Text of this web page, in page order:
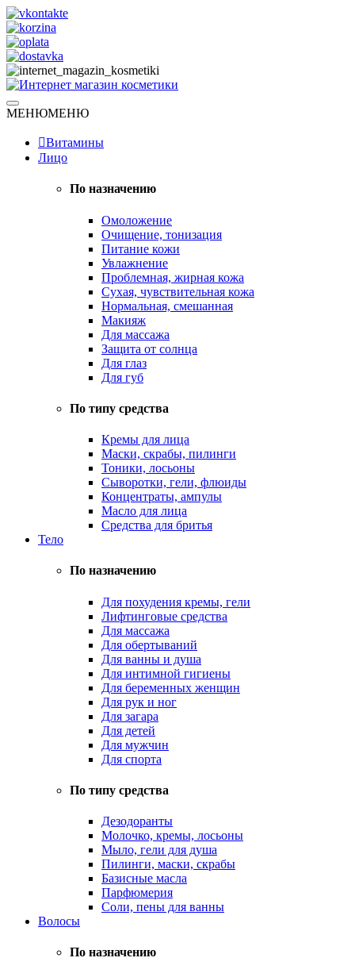
Skip
to
content
Интернет магазин косметики
Натуральная косметика
МЕНЮМЕНЮ
Витамины
Лицо
По назначению
Омоложение
Очищение, тонизация
Питание кожи
Увлажнение
Проблемная, жирная кожа
Сухая, чувствительная кожа
Нормальная, смешанная
Макияж
Для массажа
Защита от солнца
Для глаз
Для губ
По типу средства
Кремы для лица
Маски, скрабы, пилинги
Тоники, лосьоны
Сыворотки, гели, флюиды
Концентраты, ампулы
Масло для лица
Средства для бритья
Тело
По назначению
Для похудения кремы, гели
Лифтинговые средства
Для массажа
Для обертываний
Для ванны и душа
Для интимной гигиены
Для беременных женщин
Для рук и ног
Для загара
Для детей
Для мужчин
Для спорта
По типу средства
Дезодоранты
Молочко, кремы, лосьоны
Мыло, гели для душа
Пилинги, маски, скрабы
Базисные масла
Парфюмерия
Соли, пены для ванны
Волосы
По назначению